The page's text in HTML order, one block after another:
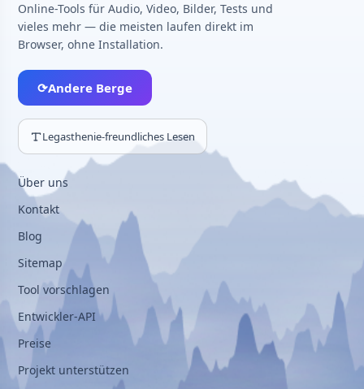
Online-Tools für Audio, Video, Bilder, Tests und
vieles mehr — die meisten laufen direkt im
Browser, ohne Installation.
⟳Andere Berge
Legasthenie-freundliches Lesen
Über uns
Kontakt
Blog
Sitemap
Tool vorschlagen
Entwickler-API
Preise
Projekt unterstützen